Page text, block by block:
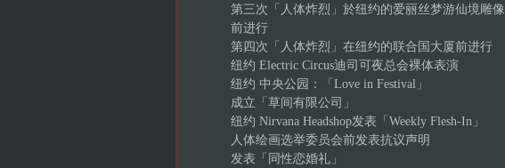
第三次「人体炸烈」於纽约的爱丽丝梦游仙境雕像
前进行
第四次「人体炸烈」在纽约的联合国大厦前进行
纽约 Electric Circus迪司可夜总会裸体表演
纽约 中央公园：「Love in Festival」
成立「草间有限公司」
纽约 Nirvana Headshop发表「Weekly Flesh-In」
人体绘画选举委员会前发表抗议声明
发表「同性恋婚礼」